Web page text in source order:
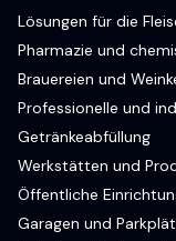
Lösungen für die
Pharmazie und
Brauereien und
Professionelle und
Getränkeabfüllung
Werkstätten und
Öffentliche
Garagen und